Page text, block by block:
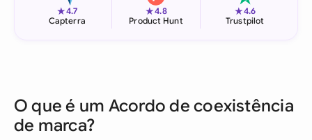
★4.7
Capterra
★4.8
Product Hunt
★4.6
Trustpilot
O que é um Acordo de coexistência
de marca?